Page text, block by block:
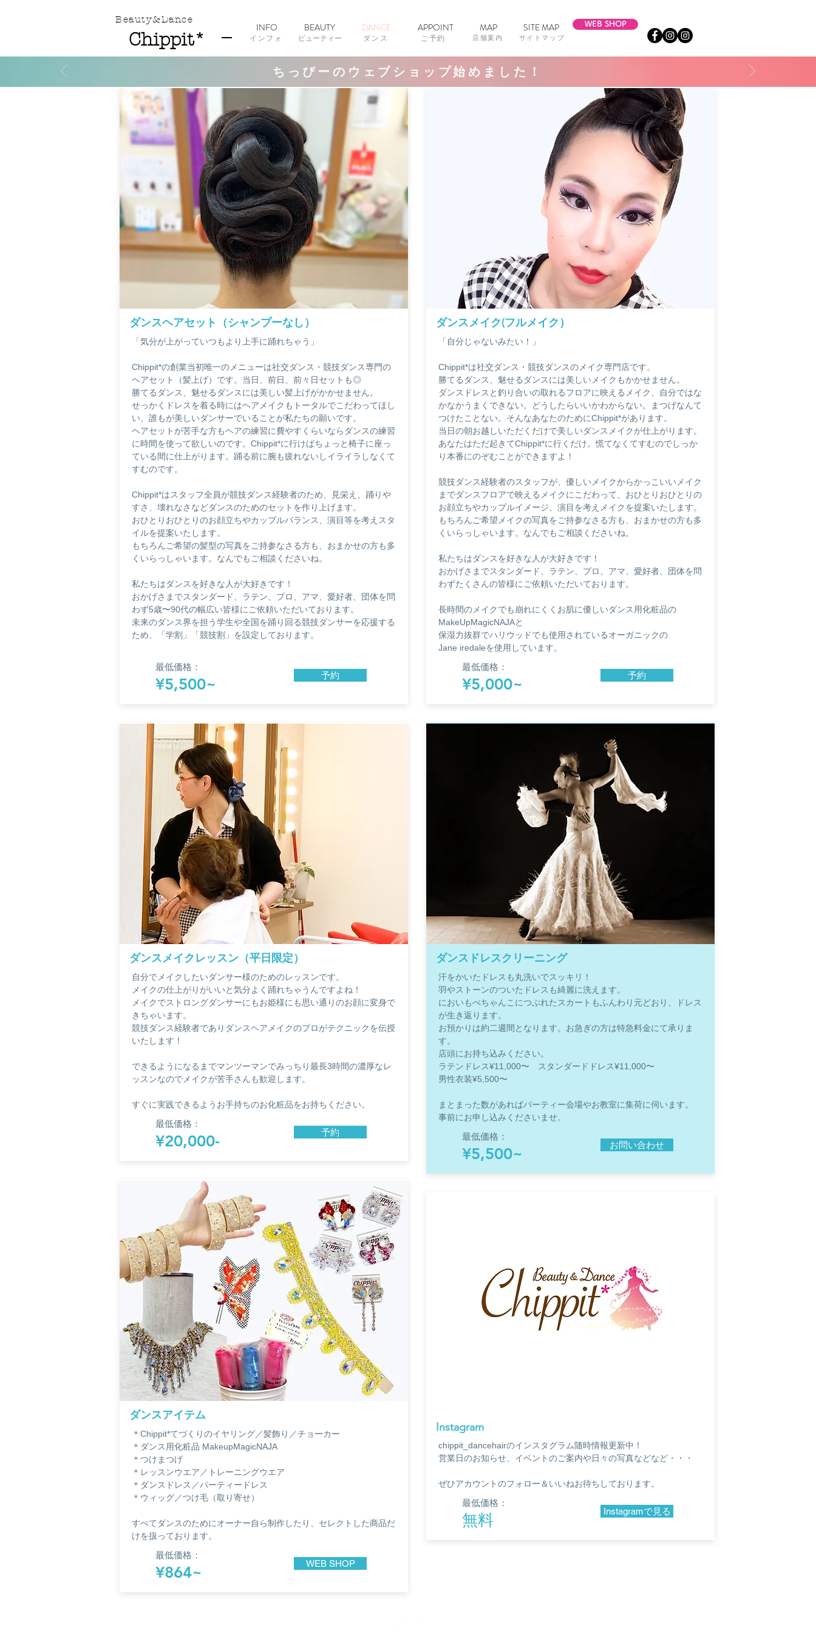
​Beauty&Dance
Chippit*
INFO BEAUTY DANCE APPOINT MAP SITE MAP
​インフォ ビューティー ダンス ご予約 店舗案内 ​サイトマップ
WEB SHOP
ちっぴーのウェブショップ始めました！
ダンスヘアセット（シャンプーなし）
「 気分が 上がっていつもより上手に踊れちゃう」
Chippit*の創業当初唯一のメニューは社交ダンス・競技ダンス専門の
ヘアセット（髪上げ）です。当日、前日、前々日セットも◎
勝てるダンス、魅せるダンスには美しい髪上げがかかせません。
せっかくドレスを着る時にはヘアメイクもトータルでこだわってほし
い、誰もが美しいダンサーでいることが私たちの願いです。
ヘアセットが苦手な方もヘアの練習に費やすくらいならダンスの練習
に時間を使って欲しいのです。Chippit*に行けばちょっと椅子に座っ
ている間に仕上がります。 踊る前に腕も疲れないしイライラしなくて
すむのです。
Chippit*はスタッフ全員が競技ダンス経験者のため、見栄え、踊りや
すさ、壊れなさなどダンスのためのセットを作り上げます。
おひとりおひとりのお顔立ちやカップルバランス、演目等を考えスタ
イルを提案いたします。
もちろんご希望の髪型の写真をご持参なさる方も、おまかせの方も多
くいらっしゃいます。なんでもご相談くださいね。
私たちはダンスを好きな人が大好きです！
おかげさまでスタンダード、ラテン、プロ、アマ、愛好者、団体を問
わず5歳〜90代の幅広い皆様にご依頼いただいております。
未来のダンス界を担う学生や全国を踊り回る競技ダンサーを応援する
ため、「学割」「競技割」を設定しております。
最低価格：
¥5,500~ 予約
ダンスメイクレッスン（平日限定）
自分でメイクしたいダンサー様のためのレッスンです。
メイクの仕上がりがいいと気分よく踊れちゃうんですよね！
メイクでストロングダンサーにもお姫様にも思い通りのお顔に変身で
きちゃいます。
競技ダンス経験者でありダンスヘアメイクのプロがテクニックを伝授
いたします！
できるようになるまでマンツーマンでみっちり最長3時間の濃厚なレ
ッスンなのでメイクが苦手さんも歓迎します。
すぐに実践できるようお手持ちのお化粧品をお持ちください。
最低価格：
¥20,000- 予約
​ダンスアイテム
＊Chippit*てづくりのイヤリング／髪飾り／チョーカー
＊ダンス用化粧品 MakeupMagicNAJA
＊つけまつげ
＊レッスンウエア／トレーニングウエア
＊ダンスドレス／パーティードレス
＊ウィッグ／つけ毛（取り寄せ）
すべてダンスのためにオーナー自ら制作したり、セレクトした商品だ
けを扱っております。
最低価格：
¥864~ WEB SHOP
ダンスメイク(フルメイク）
「自分じゃないみたい！」
​Chippit*は社交ダンス・競技ダンスのメイク専門店です。
勝てるダンス、魅せるダンスには美しいメイクもかかせません。
ダンスドレスと釣り合いの取れるフロアに映えるメイク、
自分ではな
かなかうまくできない。どうしたらいいかわからない。まつげなんて
つけたことない。そんなあなたのためにChippit*があります。
当日の朝お越しいただくだけで美しいダンスメイクが仕上がります。
あなたはただ起きてChippit*に行くだけ。慌てなくてすむのでしっか
り本番にのぞむことができますよ！
競技ダンス経験者のスタッフが、優しいメイクからかっこいいメイク
までダンスフロアで映えるメイクにこだわって、 おひとりおひとりの
お顔立ちやカップルイメージ、演目を考えメイクを提案いたします。
もちろんご希望メイクの写真をご持参なさる方も、おまかせの方も多
くいらっしゃいます。なんでもご相談くださいね。
私たちはダンスを好きな人が大好きです！
おかげさまでスタンダード、ラテン、プロ、アマ、愛好者、団体を問
わずたくさんの皆様にご依頼いただいております。
長時間のメイクでも崩れにくくお肌に優しいダンス用化粧品の
MakeUpMagicNAJAと
保湿力抜群でハリウッドでも使用されているオーガニックの
Jane iredaleを使用しています。
最低価格：
¥5,000~ 予約
ダンスドレスクリーニング
汗をかいたドレスも丸洗いでスッキリ！
羽やストーンのついたドレスも綺麗に洗えます。
においもぺちゃんこにつぶれたスカートもふんわり元どおり、ドレス
が生き返ります。
お預かりは約二週間となります。お急ぎの方は特急料金にて承りま
す。
店頭にお持ち込みください。
ラテンドレス¥11,000〜 スタンダードドレス¥11,000〜
男性衣装¥5,500〜
まとまった数があればパーティー会場やお教室に集荷に伺います。
事前にお申し込みくださいませ。
最低価格：
¥5,500~ お問い合わせ
​Instagram
chippit_dancehairのインスタグラム随時情報更新中！
営業日のお知らせ、イベントのご案内や日々の写真などなど・・・
ぜひアカウントのフォロー＆いいねお待ちしております。
最低価格：
​無料 Instagramで見る